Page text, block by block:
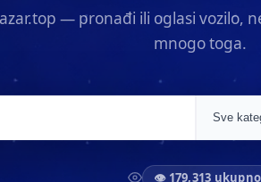
— pronađi ili oglasi vozilo,
mnogo toga.
👁 179,313 ukupno